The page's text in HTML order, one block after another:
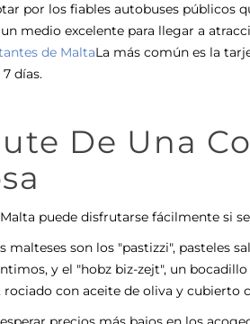
por los fiables autobuses públicos
medio excelente para llegar a
de MaltaLa más común es la
días.
De Una
puede disfrutarse fácilmente si
malteses son los "pastizzi", pasteles
y el "hobz biz-zejt", un
con aceite de oliva y cubierto